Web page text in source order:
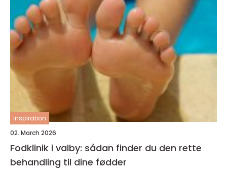
inspiration
02. March 2026
Fodklinik i valby: sådan finder du den rette
behandling til dine fødder